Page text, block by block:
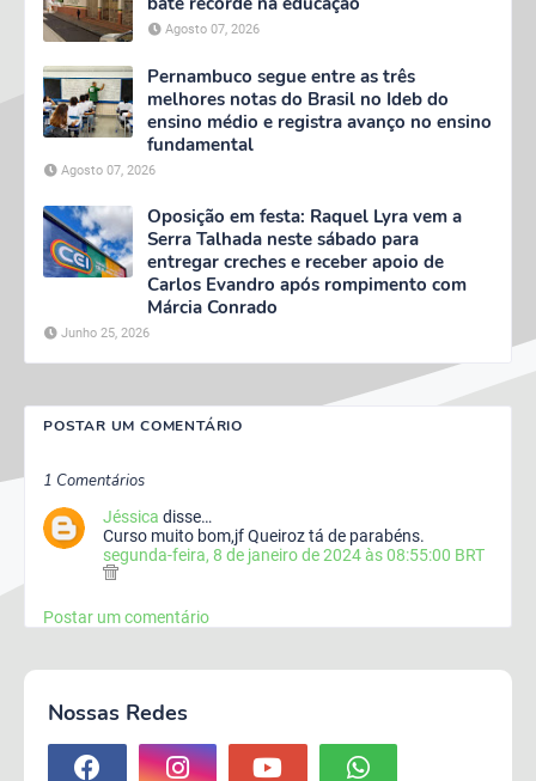
Agosto 07, 2026
Pernambuco segue entre as três
melhores notas do Brasil no Ideb do
ensino médio e registra avanço no ensino
fundamental
Agosto 07, 2026
Oposição em festa: Raquel Lyra vem a
Serra Talhada neste sábado para
entregar creches e receber apoio de
Carlos Evandro após rompimento com
Márcia Conrado
Junho 25, 2026
POSTAR UM COMENTÁRIO
1 Comentários
Jéssica disse…
Curso muito bom,jf Queiroz tá de parabéns.
segunda-feira, 8 de janeiro de 2024 às 08:55:00 BRT
Postar um comentário
Nossas Redes